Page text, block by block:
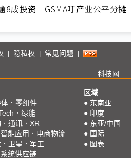
8成投资 GSMA吁产业公平分摊
隐私权 常见问题
科技网
．零组件
．绿能
通讯．XR
能应用．电商物流
卫星．军工
统供应链
区域
● 东南亚
● 印度
● 东亚/中国
● 国际
● 图表